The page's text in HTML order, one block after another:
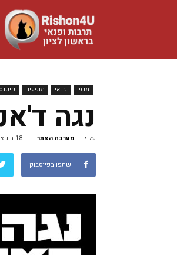
מגזין פנאי מופעים
נגה
על ידי מערכת האתר- 18 בינואר 2026
שתפו בפייסבוק